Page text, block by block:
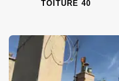
TOITURE 40